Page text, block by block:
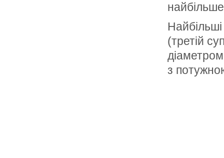
(третій
з